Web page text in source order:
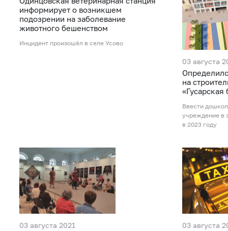
информирует о возникшем
подозрении на заболевание
животного бешенством
Инцидент произошёл в селе Усово
03 августа
на
«Гусарская
Ввести
учреждение в
в 2023 году
03 августа 2021 03 августа